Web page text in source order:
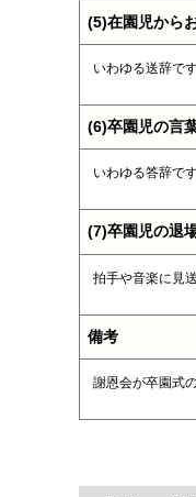
(5)在園児から
いわゆる送辞です
(6)卒園児の言
いわゆる答辞です
(7)卒園児の退
拍手や音楽に見
備考
謝恩会が卒園式